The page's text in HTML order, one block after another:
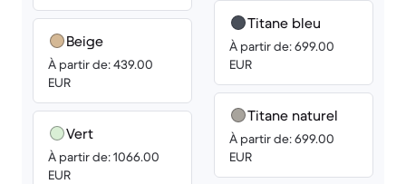
Beige
À partir de: 439.00
EUR
Vert
À partir de: 1066.00
EUR
Titane bleu
À partir de: 699.00
EUR
Titane naturel
À partir de: 699.00
EUR